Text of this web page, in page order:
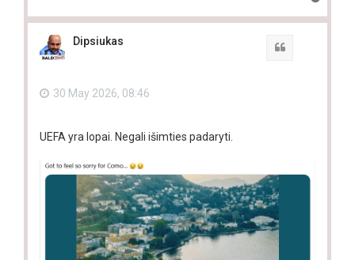
p
Dipsiukas
30 May 2026, 08:46
UEFA yra lopai. Negali išimties padaryti.